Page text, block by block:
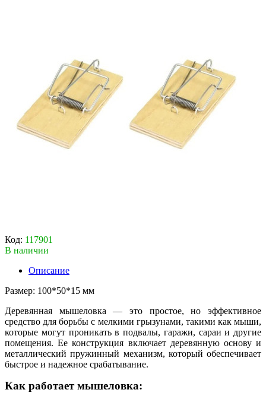
Код: 117901
В наличии
Описание
Размер: 100*50*15 мм
Деревянная мышеловка — это простое, но эффективное
средство для борьбы с мелкими грызунами, такими как мыши,
которые могут проникать в подвалы, гаражи, сараи и другие
помещения. Ее конструкция включает деревянную основу и
металлический пружинный механизм, который обеспечивает
быстрое и надежное срабатывание.
Как работает мышеловка: